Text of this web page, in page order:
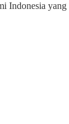
TAHUN
Indonesia